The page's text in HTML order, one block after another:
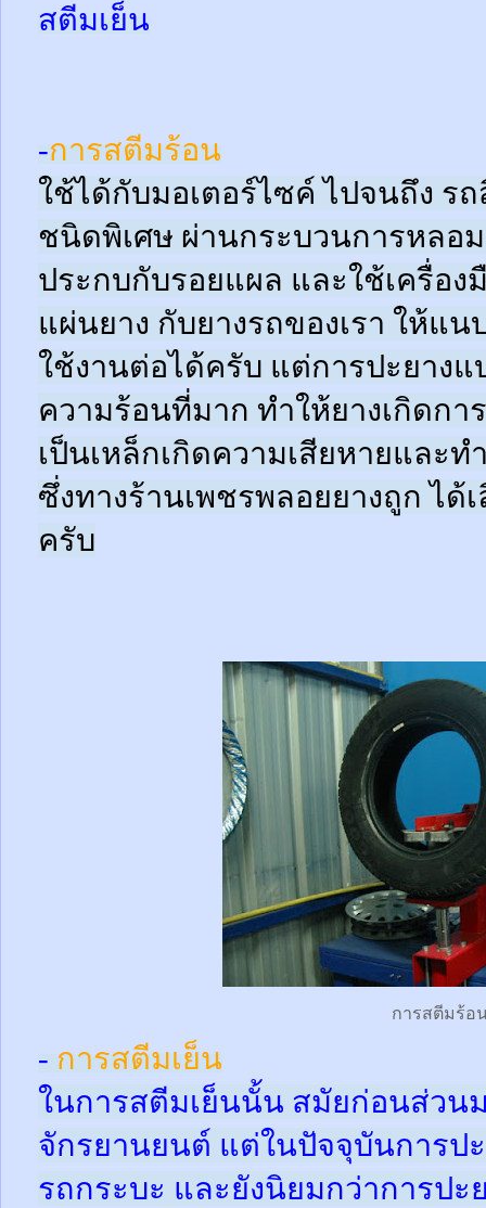
สตีมเย็น
-การสตีมร้อน
ใช้ได้กับมอเตอร์ไซค์ ไปจนถึง ร
ชนิดพิเศษ ผ่านกระบวนการหลอ
ประกบกับรอยแผล และใช้เครื่อง
แผ่นยาง กับยางรถของเรา ให้แ
ใช้งานต่อได้ครับ แต่การปะยาง
ความร้อนที่มาก ทำให้ยางเกิดกา
เป็นเหล็กเกิดความเสียหายและท
ซึ่งทางร้านเพชรพลอยยางถูก ได้
ครับ
การสตีมร้อ
- การสตีมเย็น
ในการสตีมเย็นนั้น สมัยก่อนส่วน
จักรยานยนต์ แต่ในปัจจุบันการป
รถกระบะ และยังนิยมกว่าการป